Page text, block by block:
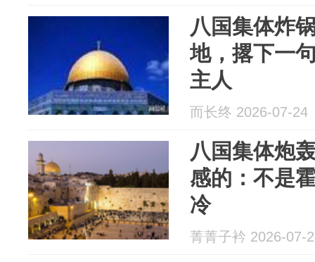
八国集体炸
地，撂下一
主人
而长终 2026-07-24
八国集体炮
感的：不是
冷
菁菁子衿 2026-07-